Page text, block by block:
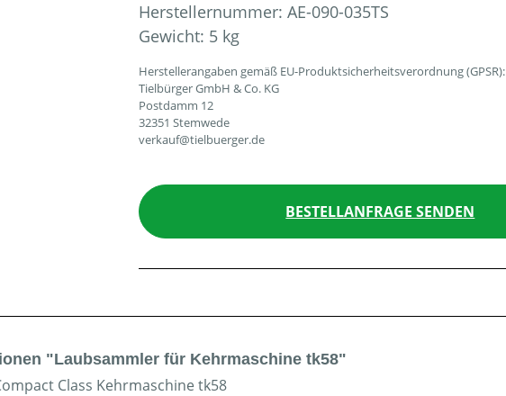
Herstellernummer: AE-090-035TS
Gewicht: 5 kg
Herstellerangaben gemäß EU-Produktsicherheitsverordnung (GPSR):
Tielbürger GmbH & Co. KG
Postdamm 12
32351 Stemwede
verkauf@tielbuerger.de
BESTELLANFRAGE SENDEN
"Laubsammler für Kehrmaschine tk58"
Class Kehrmaschine tk58